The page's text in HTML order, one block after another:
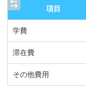
項目
学費
滞在費
その他費用